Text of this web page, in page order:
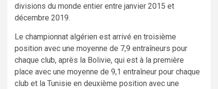
divisions du monde entier entre janvier 2015 et
décembre 2019.
Le championnat algérien est arrivé en troisième
position avec une moyenne de 7,9 entraîneurs pour
chaque club, après la Bolivie, qui est à la première
place avec une moyenne de 9,1 entraîneur pour chaque
club et la Tunisie en deuxième position avec une